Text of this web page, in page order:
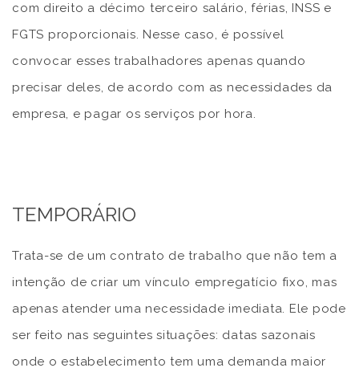
com direito a décimo terceiro salário, férias, INSS e
FGTS proporcionais. Nesse caso, é possível
convocar esses trabalhadores apenas quando
precisar deles, de acordo com as necessidades da
empresa, e pagar os serviços por hora.
TEMPORÁRIO
Trata-se de um contrato de trabalho que não tem a
intenção de criar um vínculo empregatício fixo, mas
apenas atender uma necessidade imediata. Ele pode
ser feito nas seguintes situações: datas sazonais
onde o estabelecimento tem uma demanda maior